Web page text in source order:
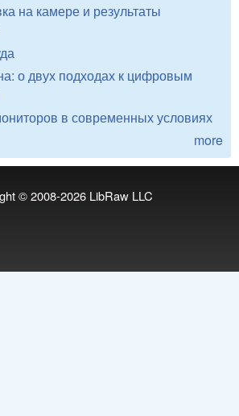
на камере и результаты
о двух подходах к цифровым
в современных условиях
more
© 2008-2026 LibRaw LLC